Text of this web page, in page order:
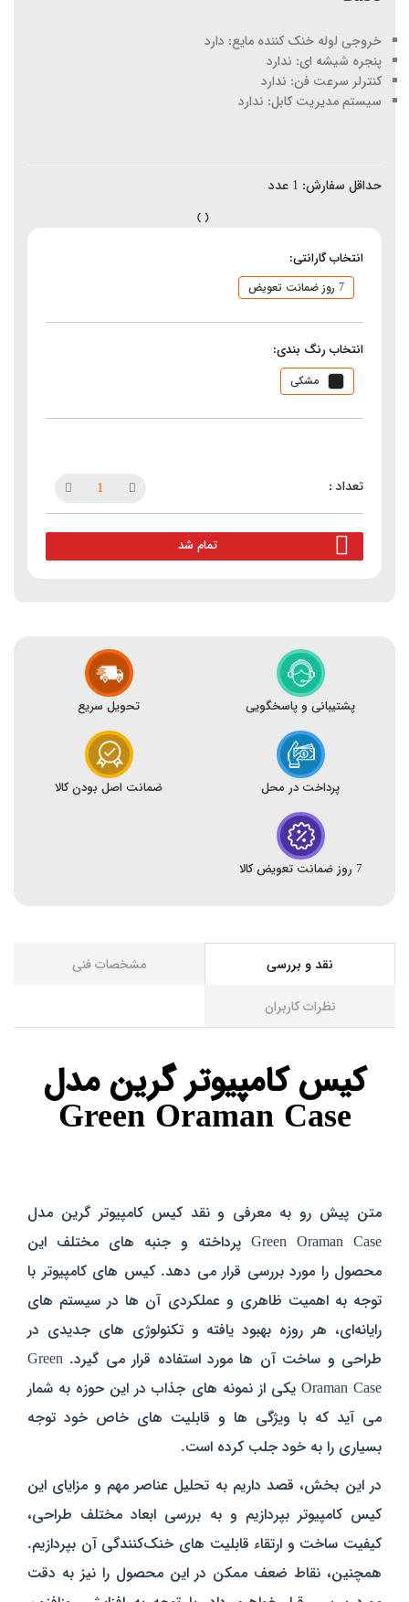
خروجی لوله خنک کننده مایع: دارد
پنجره شیشه ای: ندارد
کنترلر سرعت فن: ندارد
سیستم مدیریت کابل: ندارد
حداقل سفارش: 1 عدد
انتخاب گارانتی:
7 روز ضمانت تعویض
انتخاب رنگ بندی:
مشکی
تمام شد
پشتیبانی و پاسخگویی تحویل سریع
پرداخت در محل ضمانت اصل بودن کالا
7 روز ضمانت تعویض کالا
نقد و بررسی مشخصات فنی
نظرات کاربران
کیس کامپیوتر گرین مدل
Green Oraman Case
متن پیش رو به معرفی و نقد کیس کامپیوتر گرین مدل
Green Oraman Case پرداخته و جنبه‌ های مختلف این
محصول را مورد بررسی قرار می‌ دهد. کیس‌ های کامپیوتر با
توجه به اهمیت ظاهری و عملکردی آن‌ ها در سیستم‌ های
رایانه‌ای، هر روزه بهبود یافته و تکنولوژی‌ های جدیدی در
طراحی و ساخت آن‌ ها مورد استفاده قرار می‌ گیرد. Green
Oraman Case یکی از نمونه‌ های جذاب در این حوزه به شمار
می‌ آید که با ویژگی‌ ها و قابلیت‌ های خاص خود توجه
بسیاری را به خود جلب کرده است.
در این بخش، قصد داریم به تحلیل عناصر مهم و مزایای این
کیس کامپیوتر بپردازیم و به بررسی ابعاد مختلف طراحی،
کیفیت ساخت و ارتقاء قابلیت‌ های خنک‌کنندگی آن بپردازیم.
همچنین، نقاط ضعف ممکن در این محصول را نیز به دقت